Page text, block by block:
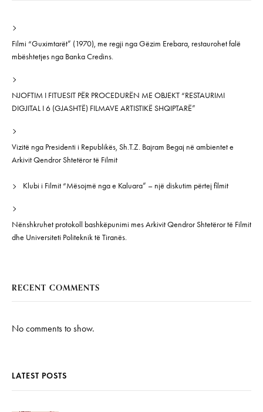
Filmi “Guximtarët” (1970), me regji nga Gëzim Erebara, restaurohet falë
mbështetjes nga Banka Credins.
NJOFTIM I FITUESIT PËR PROCEDURËN ME OBJEKT “RESTAURIMI
DIGJITAL I 6 (GJASHTË) FILMAVE ARTISTIKË SHQIPTARË”
Vizitë nga Presidenti i Republikës, Sh.T.Z. Bajram Begaj në ambientet e
Arkivit Qendror Shtetëror të Filmit
Klubi i Filmit “Mësojmë nga e Kaluara” – një diskutim përtej filmit
Nënshkruhet protokoll bashkëpunimi mes Arkivit Qendror Shtetëror të Filmit
dhe Universiteti Politeknik të Tiranës.
RECENT COMMENTS
No comments to show.
LATEST POSTS